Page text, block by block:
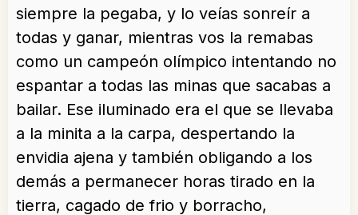
siempre la pegaba, y lo veías sonreír a
todas y ganar, mientras vos la remabas
como un campeón olímpico intentando no
espantar a todas las minas que sacabas a
bailar. Ese iluminado era el que se llevaba
a la minita a la carpa, despertando la
envidia ajena y también obligando a los
demás a permanecer horas tirado en la
tierra, cagado de frio y borracho,